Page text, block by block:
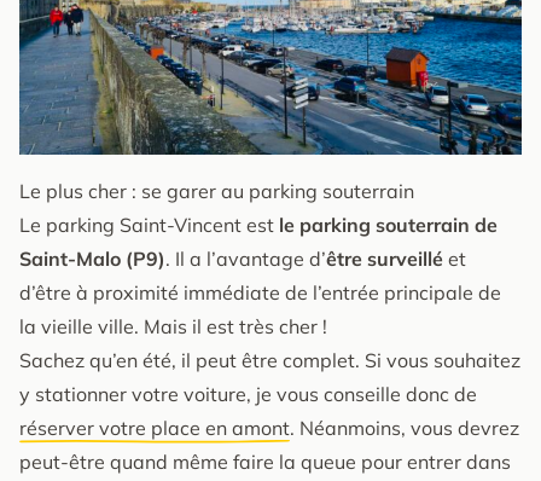
Le plus cher : se garer au parking souterrain
Le parking Saint-Vincent est le parking souterrain de
Saint-Malo (P9). Il a l’avantage d’être surveillé et
d’être à proximité immédiate de l’entrée principale de
la vieille ville. Mais il est très cher !
Sachez qu’en été, il peut être complet. Si vous souhaitez
y stationner votre voiture, je vous conseille donc de
réserver votre place en amont. Néanmoins, vous devrez
peut-être quand même faire la queue pour entrer dans